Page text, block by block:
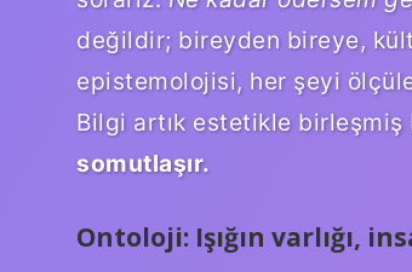
değildir; bireyden bireye,
epistemolojisi, her şeyi
Bilgi artık estetikle
somutlaşır.
Ontoloji: Işığın varlığı,